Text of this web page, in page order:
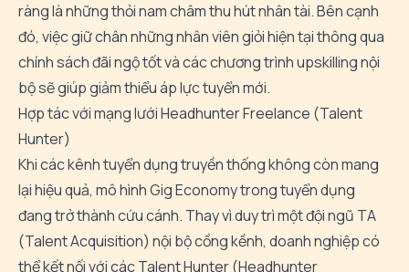
ràng là những thỏi nam châm thu hút nhân tài. Bên cạnh
đó, việc giữ chân những nhân viên giỏi hiện tại thông qua
chính sách đãi ngộ tốt và các chương trình upskilling nội
bộ sẽ giúp giảm thiểu áp lực tuyển mới.
Hợp tác với mạng lưới Headhunter Freelance (Talent
Hunter)
Khi các kênh tuyển dụng truyền thống không còn mang
lại hiệu quả, mô hìnhGig Economy trong tuyển dụng
đang trở thành cứu cánh. Thay vì duy trì một đội ngũ TA
(Talent Acquisition) nội bộ cồng kềnh, doanh nghiệp có
thể kết nối với các Talent Hunter (Headhunter